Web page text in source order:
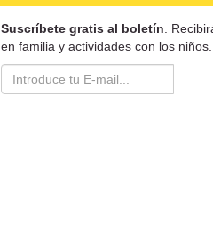
Suscríbete gratis al boletín .
en familia y actividades con los niños.